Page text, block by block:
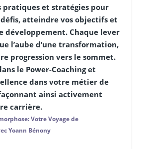
pratiques et stratégies pour
atteindre vos objectifs et
développement. Chaque lever
l’aube d’une transformation,
progression vers le sommet.
le Power-Coaching et
dans votre métier de
ainsi activement
carrière.
Votre Voyage de
Yoann Bénony